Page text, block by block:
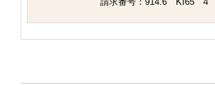
請求番号：914.6 KI65 4